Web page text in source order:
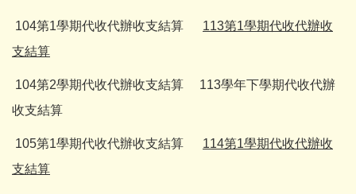
104第1學期代收代辦收支結算
113第1學期代收代辦收
支結算
104第2學期代收代辦收支結算
113學年下學期代收代辦
收支結算
105第1學期代收代辦收支結算
114第1學期代收代辦收
支結算